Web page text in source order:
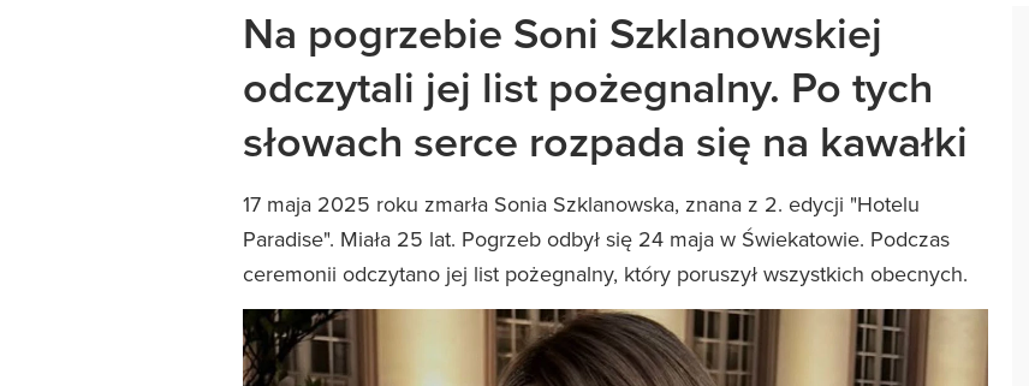
Na pogrzebie Soni Szklanowskiej
odczytali jej list pożegnalny. Po tych
słowach serce rozpada się na kawałki
17 maja 2025 roku zmarła Sonia Szklanowska, znana z 2. edycji "Hotelu
Paradise". Miała 25 lat. Pogrzeb odbył się 24 maja w Świekatowie. Podczas
ceremonii odczytano jej list pożegnalny, który poruszył wszystkich obecnych.